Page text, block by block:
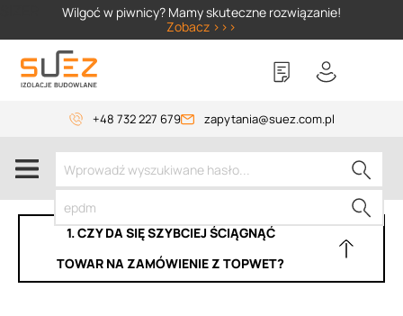
Wilgoć w piwnicy? Mamy skuteczne rozwiązanie!
Zobacz >>>
+48 732 227 679 zapytania@suez.com.pl
1. CZY DA SIĘ SZYBCIEJ ŚCIĄGNĄĆ
TOWAR NA ZAMÓWIENIE Z TOPWET?